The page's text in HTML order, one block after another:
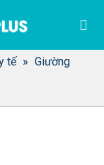
tế » Giường